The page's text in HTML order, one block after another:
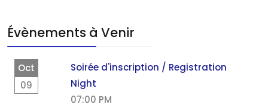
Évènements à Venir
Oct
09
Soirée d'inscription / Registration
Night
07:00 PM